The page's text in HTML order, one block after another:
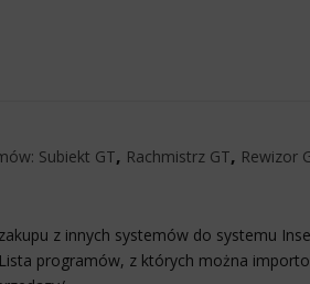
Subiekt GT, Rachmistrz GT, Rewizor
z innych systemów do systemu
programów, z których można